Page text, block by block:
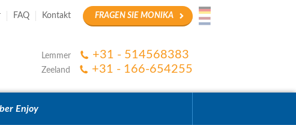
FRAGEN SIE MONIKA
FAQ Kontakt
Lemmer +31 - 514568383
Zeeland +31 - 166-654255
Enjoy